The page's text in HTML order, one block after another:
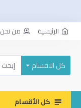
الرئيسية من نحن
كل الاقسام
كل الأقسام